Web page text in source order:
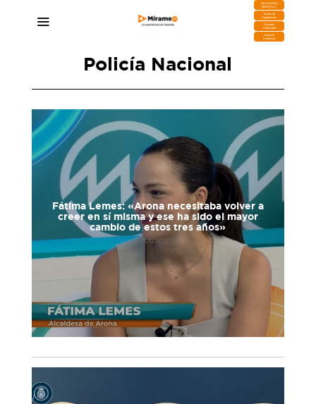
DESCARGA
MIRAPLAY
Buzón de
Sugerencias
Contratar
Publicidad
Contacto
Comercial
Policía Nacional
Fátima Lemes: «Arona necesitaba volver a
creer en sí misma y ese ha sido el mayor
cambio de estos tres años»
23/07/2026